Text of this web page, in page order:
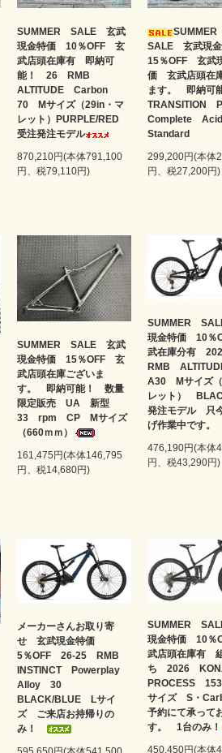
SUMMER SALE 玄武
現金特価 10％OFF 玄
武店頭在庫有 即納可
能！ 26 RMB
ALTITUDE Carbon
70 Mサイズ（29in・マ
レット）PURPLE/RED
受注発注モデル
870,210円(本体791,100
円、税79,110円)
SUMMER
SALE 玄武現
15％OFF 玄武
価 玄武店頭在
ます。 即納可
TRANSITION
Complete
Standard
299,200円(本体
円、税27,200円)
SUMMER SALE 玄武
現金特価 15％OFF 玄
武店頭在庫ございま
す。 即納可能！ 数量
限定販売 UA 新型
33 rpm CP Mサイズ
（660ｍｍ）
161,475円(本体146,795
円、税14,680円)
SUMMER
現金特価 10％
武在庫分有
RMB
A30 Mサイズ
レット）
発注モデル 只
げ作業中です。
476,190円(本体
円、税43,290円)
メーカーさんお取り寄
せ 玄武現金特価
5％OFF 26-25 RMB
INSTINCT Powerplay
Alloy 30
BLACK/BLUE Lサイ
ズ ご来店お持帰りの
み！
SUMMER
現金特価 10％
武店頭在庫有
ち 2026
PROCESS
サイズ S・
予約にて承って
す。 1台のみ！
450,450円(本体